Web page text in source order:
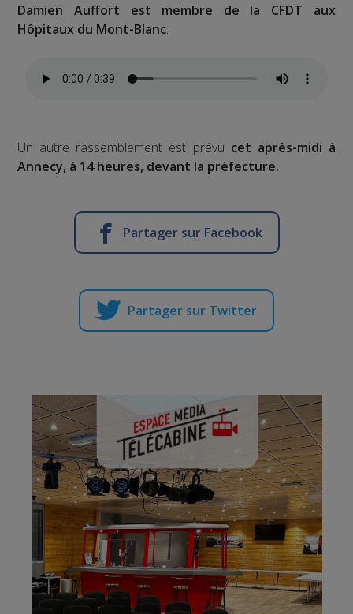
Damien Auffort est membre de la CFDT aux
Hôpitaux du Mont-Blanc.
Un autre rassemblement est prévu cet après-midi à
Annecy, à 14 heures, devant la préfecture.
Partager sur Facebook
Partager sur Twitter